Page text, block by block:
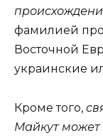
фамилией
Восточной
украинские
Кроме того,
Майкут может